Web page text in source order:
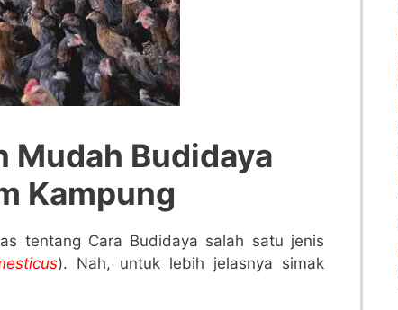
Mudah Budidaya
Kampung
tentang Cara Budidaya salah satu jenis
). Nah, untuk lebih jelasnya simak